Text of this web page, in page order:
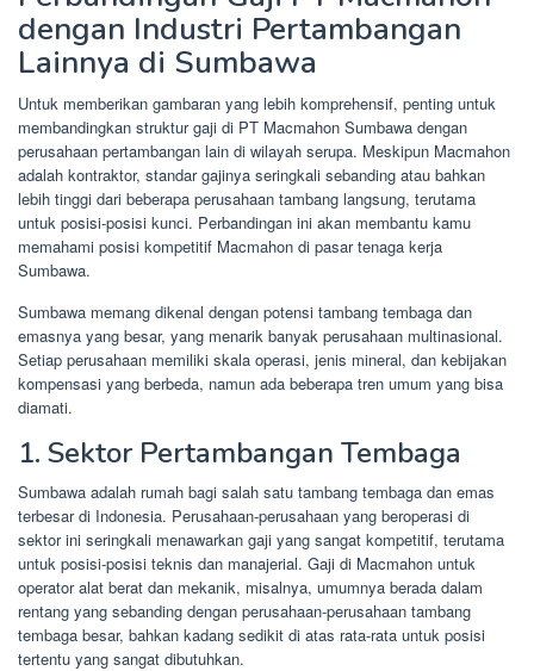
dengan Industri Pertambangan
Lainnya di Sumbawa
Untuk memberikan gambaran yang lebih komprehensif, penting untuk
membandingkan struktur gaji di PT Macmahon Sumbawa dengan
perusahaan pertambangan lain di wilayah serupa. Meskipun Macmahon
adalah kontraktor, standar gajinya seringkali sebanding atau bahkan
lebih tinggi dari beberapa perusahaan tambang langsung, terutama
untuk posisi-posisi kunci. Perbandingan ini akan membantu kamu
memahami posisi kompetitif Macmahon di pasar tenaga kerja
Sumbawa.
Sumbawa memang dikenal dengan potensi tambang tembaga dan
emasnya yang besar, yang menarik banyak perusahaan multinasional.
Setiap perusahaan memiliki skala operasi, jenis mineral, dan kebijakan
kompensasi yang berbeda, namun ada beberapa tren umum yang bisa
diamati.
1. Sektor Pertambangan Tembaga
Sumbawa adalah rumah bagi salah satu tambang tembaga dan emas
terbesar di Indonesia. Perusahaan-perusahaan yang beroperasi di
sektor ini seringkali menawarkan gaji yang sangat kompetitif, terutama
untuk posisi-posisi teknis dan manajerial. Gaji di Macmahon untuk
operator alat berat dan mekanik, misalnya, umumnya berada dalam
rentang yang sebanding dengan perusahaan-perusahaan tambang
tembaga besar, bahkan kadang sedikit di atas rata-rata untuk posisi
tertentu yang sangat dibutuhkan.